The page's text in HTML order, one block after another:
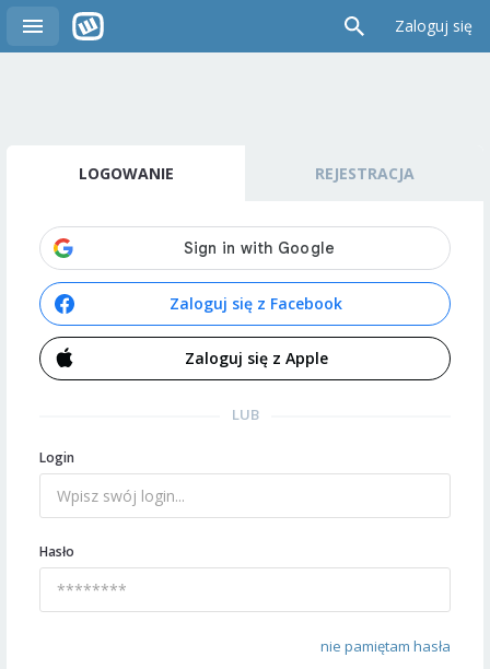
Zaloguj się
LOGOWANIE REJESTRACJA
Zaloguj się z Facebook
Zaloguj się z Apple
LUB
Login
Hasło
nie pamiętam hasła